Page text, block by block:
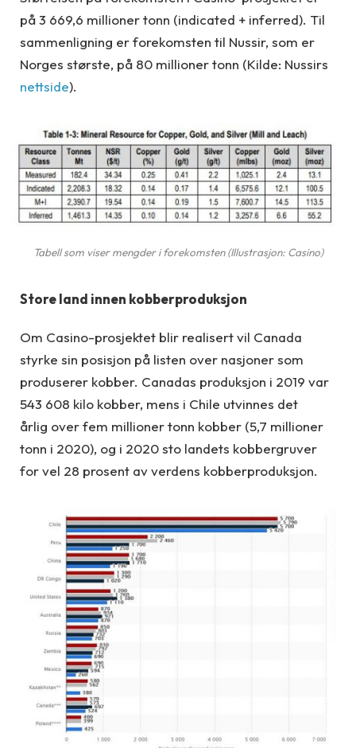
på3 669,6 millioner tonn (indicated + inferred). Til
sammenligning erforekomsten til Nussir, som er
Norges største, på 80 millioner tonn (Kilde: Nussirs
nettside).
Tabell som viser mengder i forekomsten (Illustrasjon: Casino)
Store land innen kobberproduksjon
Om Casino-prosjektet blir realisert vil Canada
styrke sin posisjon på listen over nasjoner som
produserer kobber. Canadas produksjon i 2019 var
543 608 kilo kobber, mens i Chile utvinnes det
årlig over fem millioner tonn kobber (5,7 millioner
tonn i 2020), og i 2020 sto landets kobbergruver
for vel 28 prosent av verdens kobberproduksjon.